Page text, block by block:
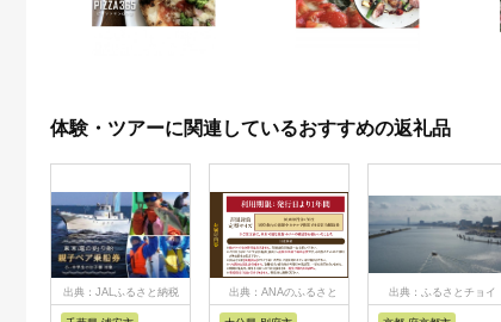
体験・ツアーに関連しているおすすめの返礼品
出典：JALふるさと納税
出典：ANAのふるさと
出典：ふるさとチョイ